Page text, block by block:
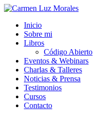
Ir
contenido
Inicio
Sobre mi
Libros
Código Abierto
Eventos & Webinars
Charlas & Talleres
Noticias & Prensa
Testimonios
Cursos
Contacto